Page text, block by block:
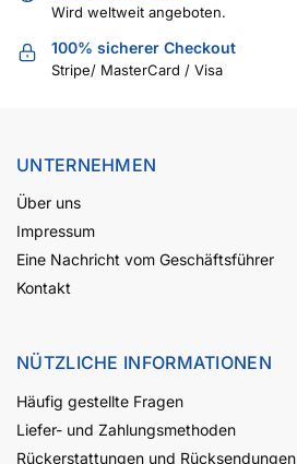
Wird weltweit angeboten.
100% sicherer Checkout
Stripe/ MasterCard / Visa
UNTERNEHMEN
Über uns
Impressum
Eine Nachricht vom Geschäftsführer
Kontakt
NÜTZLICHE INFORMATIONEN
Häufig gestellte Fragen
Liefer- und Zahlungsmethoden
Rückerstattungen und Rücksendungen